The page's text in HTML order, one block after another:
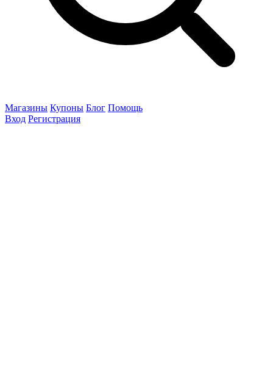
Магазины Купоны Блог Помощь
Вход Регистрация